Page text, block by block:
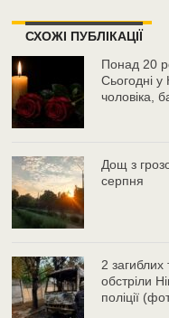
СХОЖІ ПУБЛІКАЦІЇ
Понад 20
Сьогодні у
чоловіка,
Дощ з
серпня
2 загиблих
обстріли
поліції